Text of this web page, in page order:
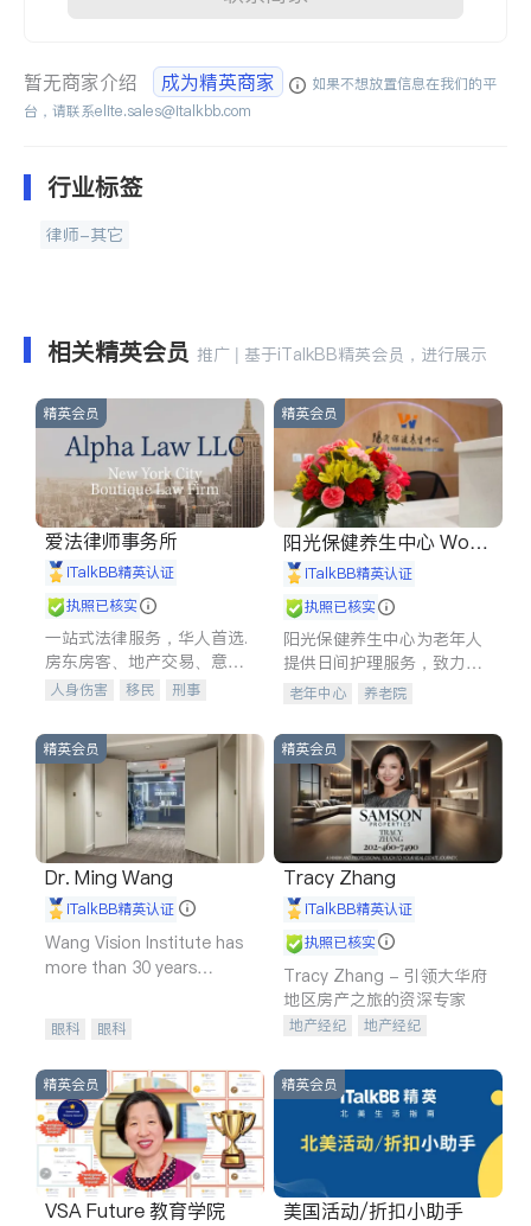
暂无商家介绍 成为精英商家
如果不想放置信息在我们的平
台，请联系elite.sales@italkbb.com
行业标签
律师-其它
相关精英会员 推广 | 基于iTalkBB精英会员，进行展示
精英会员
爱法律师事务所
iTalkBB精英认证
执照已核实
一站式法律服务，华人首选.
房东房客、地产交易、意外
伤害、车祸重伤、商业诉
建筑合同、刑事案件全包办
人身伤害 移民
刑事
信托/遗嘱
商业
商标注册
索赔
律师-其它
精英会员
阳光保健养生中心 World
shine
iTalkBB精英认证
执照已核实
阳光保健养生中心为老年人
提供日间护理服务，致力于
通过持续的护理创新来有效
老年中心 养老院
精英会员
Dr. Ming Wang
iTalkBB精英认证
Wang Vision Institute has
more than 30 years
眼科 眼科
精英会员
Tracy Zhang
iTalkBB精英认证
执照已核实
Tracy Zhang - 引领大华府
地区房产之旅的资深专家
地产经纪
地产经纪
商铺租售
精英会员
VSA Future 教育学院
精英会员
美国活动/折扣小助手